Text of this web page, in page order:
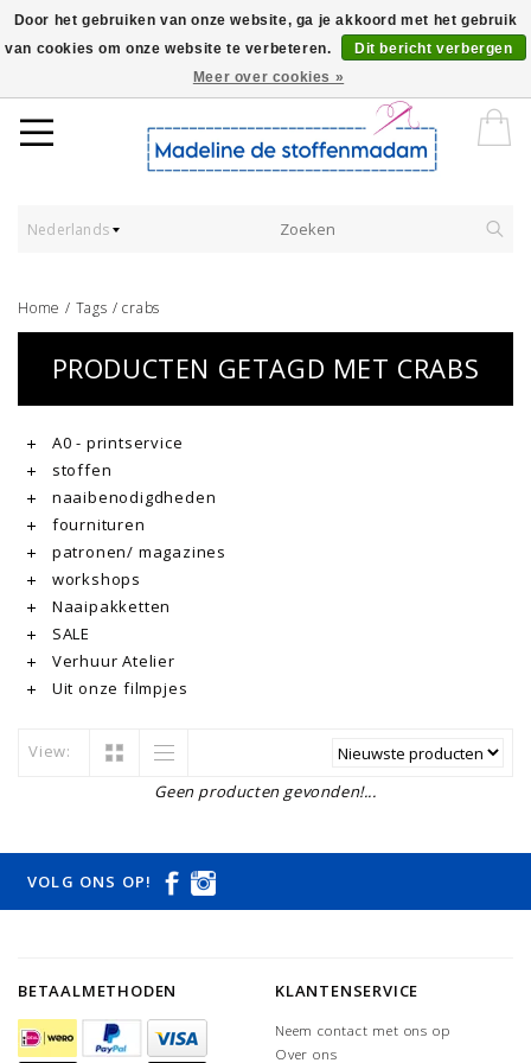
Worldwide Shipping - Onze stoffen worden verkocht per 10 cm.
Nederlands
Home / Tags /crabs
PRODUCTEN GETAGD MET CRABS
A0 - printservice
stoffen
naaibenodigdheden
fournituren
patronen/ magazines
workshops
Naaipakketten
SALE
Verhuur Atelier
Uit onze filmpjes
View:
Geen producten gevonden!...
VOLG ONS OP!
BETAALMETHODEN KLANTENSERVICE
Neem contact met ons op
Over ons
Door het gebruiken van onze website, ga je akkoord met het gebruik
van cookies om onze website te verbeteren.
Dit bericht verbergen
Meer over cookies »